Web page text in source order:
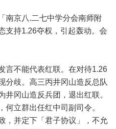
南京八 .二七中学分会南师附
支持1.26夺权，引起轰动。会
言不能代表红联。在对待1.26
分歧。高三丙井冈山造反总队
井冈山造反兵团，退出红联。
何立群出任红中司副司令。
，并定下「君子协议」，不允